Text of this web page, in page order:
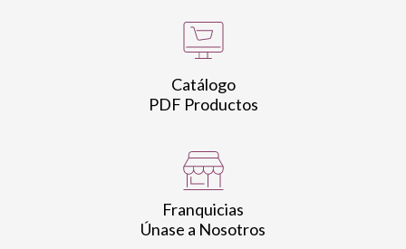
Catálogo
PDF Productos
Franquicias
Únase a Nosotros